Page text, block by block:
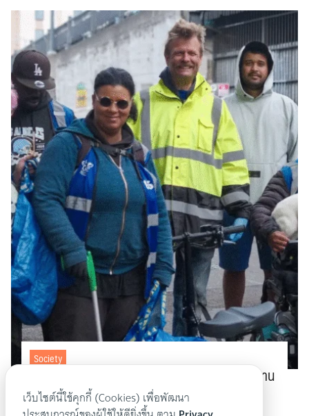
Society
GLITTER โครงการเก็บขยะที่เปลี่ยนชีวิตของผู้ไม่มีงาน
ทำและช่วยสิ่งแวดล้อมในพอร์ตแลนด์
25 กรกฎาคม 2568
เว็บไซต์นี้ใช้คุกกี้ (Cookies) เพื่อพัฒนา